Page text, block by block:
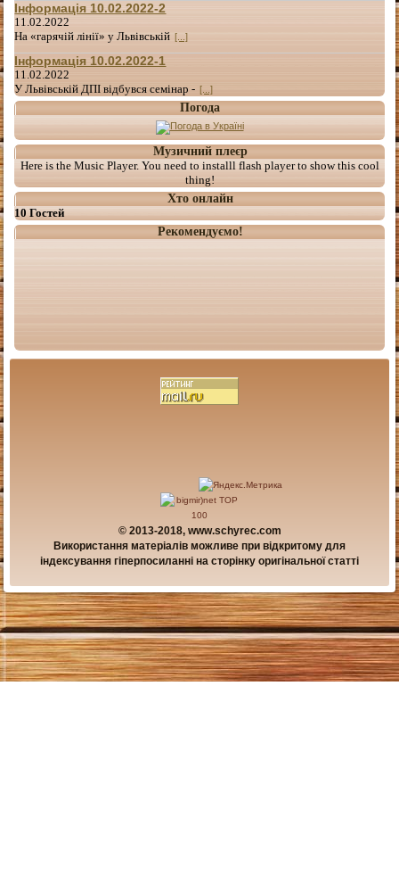
Інформація 10.02.2022-2
11.02.2022
На «гарячій лінії» у Львівській [...]
Інформація 10.02.2022-1
11.02.2022
У Львівській ДПІ відбувся семінар - [...]
Погода
Музичний плеєр
Here is the Music Player. You need to installl flash player to show this cool
thing!
Хто онлайн
10 Гостей
Рекомендуємо!
© 2013-2018, www.schyrec.com
Використання матеріалів можливе при відкритому для
індексування гіперпосиланні на сторінку оригінальної статті